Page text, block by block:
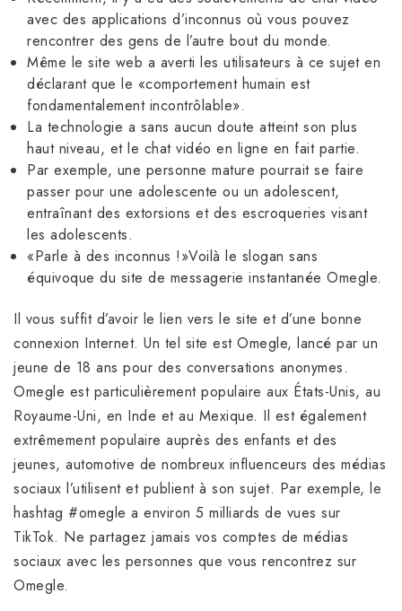
avec des applications d’inconnus où vous pouvez
rencontrer des gens de l’autre bout du monde.
Même le site web a averti les utilisateurs à ce sujet en
déclarant que le «comportement humain est
fondamentalement incontrôlable».
La technologie a sans aucun doute atteint son plus
haut niveau, et le chat vidéo en ligne en fait partie.
Par exemple, une personne mature pourrait se faire
passer pour une adolescente ou un adolescent,
entraînant des extorsions et des escroqueries visant
les adolescents.
«Parle à des inconnus !»Voilà le slogan sans
équivoque du site de messagerie instantanée Omegle.
Il vous suffit d’avoir le lien vers le site et d’une bonne
connexion Internet. Un tel site est Omegle, lancé par un
jeune de 18 ans pour des conversations anonymes.
Omegle est particulièrement populaire aux États-Unis, au
Royaume-Uni, en Inde et au Mexique. Il est également
extrêmement populaire auprès des enfants et des
jeunes, automotive de nombreux influenceurs des médias
sociaux l’utilisent et publient à son sujet. Par exemple, le
hashtag #omegle a environ 5 milliards de vues sur
TikTok. Ne partagez jamais vos comptes de médias
sociaux avec les personnes que vous rencontrez sur
Omegle.